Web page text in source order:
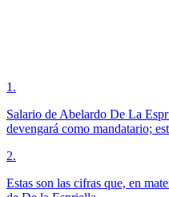
1 .
Salario de Abelardo De La
devengará como mandatario;
2.
Estas son las cifras que, en